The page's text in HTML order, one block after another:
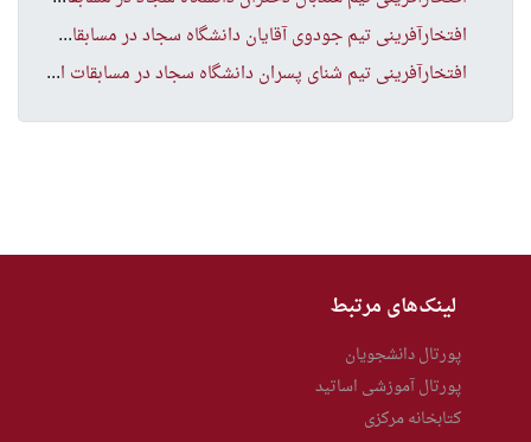
افت
خارآفرینی تیم جودوی آقایان دانشگاه سجاد در مسابقات انتخابی منطقه ۹ کشور
افت
خارآفرینی تیم شنای پسران دانشگاه سجاد در مسابقات انتخابی منطقه ۹ کشور
لینک‌های مرتبط
پورتال دانشجویان
پورتال آموزشی اساتید
کتابخانه مرکزی